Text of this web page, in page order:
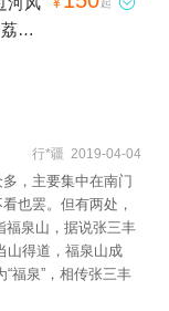
土
原景
山湾
念馆
态园
下
中国
后·
波
天
+天
屯
民族
波茂
海
寨
¥ 起
行*疆 2019-04-04
，主要集中在南门
也罢。但有两处，
福泉山，据说张三丰
山得道，福泉山成
福泉”，相传张三丰
泉市又因此山得